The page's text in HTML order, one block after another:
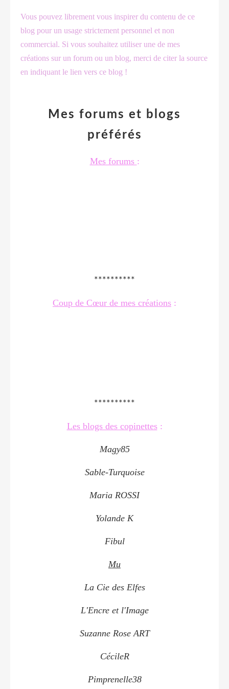
Vous pouvez librement vous inspirer du contenu de ce
blog pour un usage strictement personnel et non
commercial. Si vous souhaitez utiliser une de mes
créations sur un forum ou un blog, merci de citer la source
en indiquant le lien vers ce blog !
Mes forums et blogs
préférés
Mes forums :
**********
Coup de Cœur de mes créations :
**********
Les blogs des copinettes:
Magy85
Sable-Turquoise
Maria ROSSI
Yolande K
Fibul
Mu
La Cie des Elfes
L'Encre et l'Image
Suzanne Rose ART
CécileR
Pimprenelle38